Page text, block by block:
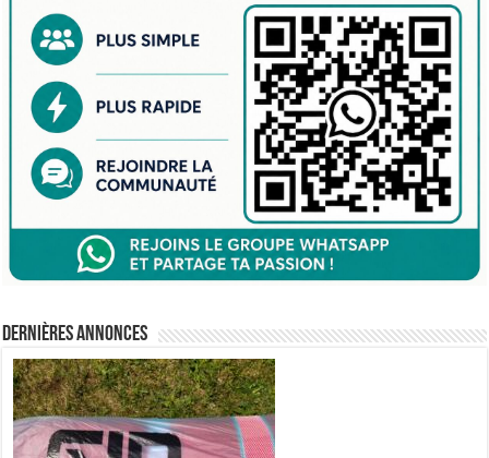
Dernières annonces